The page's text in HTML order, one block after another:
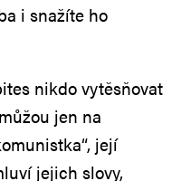
i snažíte ho
nikdo vytěsňovat
jen na
její
jejich slovy,